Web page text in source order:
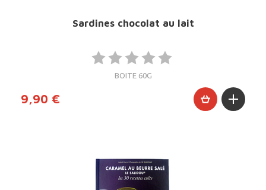
Sardines chocolat au lait
BOITE 60G
9,90 €